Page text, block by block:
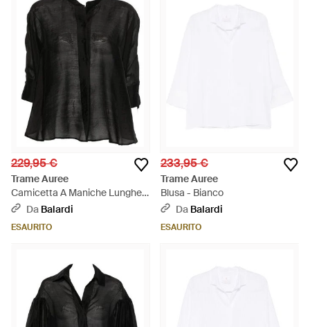
229,95 €
Trame Auree
Camicetta A Maniche Lunghe -
NeroDa Balardi
ESAURITO
233,95 €
Trame Auree
Blusa - Bianco
Da Balardi
ESAURITO